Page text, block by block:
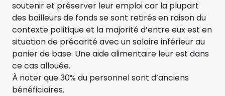
soutenir et préserver leur emploi car la plupart
des bailleurs de fonds se sont retirés en raison du
contexte politique et la majorité d’entre eux est en
situation de précarité avec un salaire inférieur au
panier de base. Une aide alimentaire leur est dans
ce cas allouée.
À noter que 30% du personnel sont d’anciens
bénéficiaires.